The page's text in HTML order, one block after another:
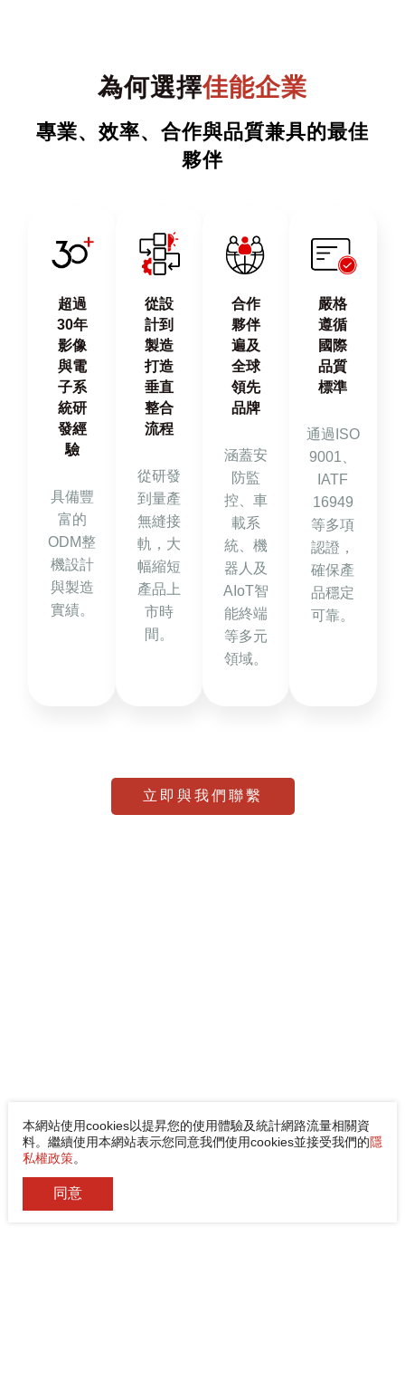
為何選擇佳能企業
專業、效率、合作與品質兼具的最佳
夥伴
超過
30年
影像
與電
子系
統研
發經
驗
具備豐
富的
ODM整
機設計
與製造
實績。
從設
計到
製造
打造
垂直
整合
流程
從研發
到量產
無縫接
軌，大
幅縮短
產品上
市時
間。
合作
夥伴
遍及
全球
領先
品牌
涵蓋安
防監
控、車
載系
統、機
器人及
AIoT智
能終端
等多元
領域。
嚴格
遵循
國際
品質
標準
通過ISO
9001、
IATF
16949
等多項
認證，
確保產
品穩定
可靠。
立即與我們聯繫
本網站使用cookies以提昇您的使用體驗及統計網路流量相關資
料。繼續使用本網站表示您同意我們使用cookies並接受我們的隱
私權政策。
同意